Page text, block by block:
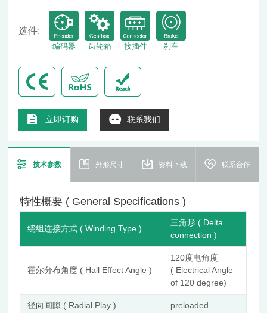
选件:
编码器 齿轮箱 接插件 刹车
立即订购 联系我们
技术参数 外形尺寸 资料下载 联系合作
特性概要 ( General Specifications )
绕组连接方式 ( Winding Type )
三角形 ( Delta
connection )
霍尔分布角度 ( Hall Effect Angle )
120度电角度
( Electrical Angle
of 120 degree)
径向间隙 ( Radial Play ) preloaded